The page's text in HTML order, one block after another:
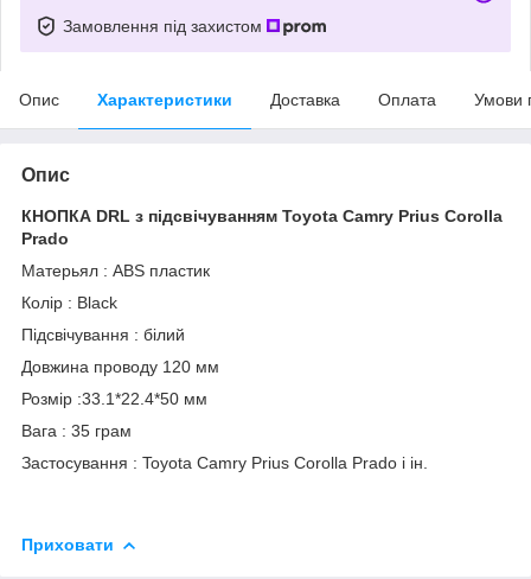
Замовлення під захистом
Опис Характеристики Доставка Оплата Умови
Опис
КНОПКА DRL з підсвічуванням Toyota Camry Prius Corolla
Prado
Матерьял : ABS пластик
Колір : Black
Підсвічування : білий
Довжина проводу 120 мм
Розмір :33.1*22.4*50 мм
Вага : 35 грам
Застосування : Toyota Camry Prius Corolla Prado і ін.
Приховати